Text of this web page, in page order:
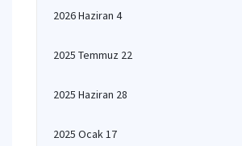
2026 Haziran 4
2025 Temmuz 22
2025 Haziran 28
2025 Ocak 17